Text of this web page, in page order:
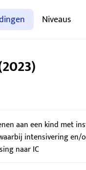
Niveaus
aan een kind met
intensivering en/
naar IC